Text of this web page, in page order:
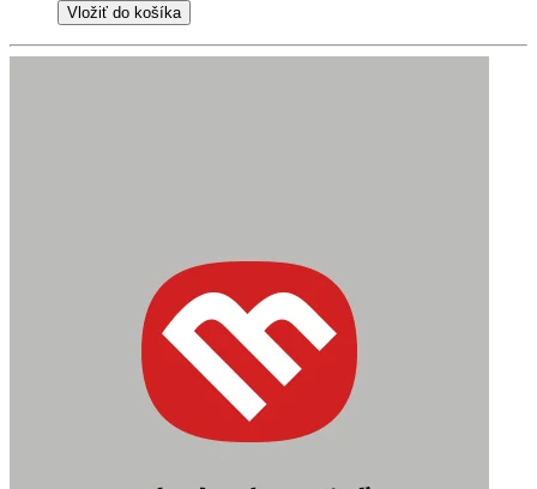
Vložiť do košíka